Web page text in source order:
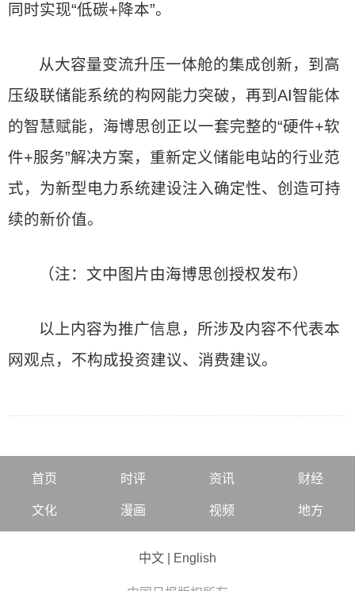
同时实现“低碳+降本”。
从大容量变流升压一体舱的集成创新，到高
压级联储能系统的构网能力突破，再到AI智能体
的智慧赋能，海博思创正以一套完整的“硬件+软
件+服务”解决方案，重新定义储能电站的行业范
式，为新型电力系统建设注入确定性、创造可持
续的新价值。
（注：文中图片由海博思创授权发布）
以上内容为推广信息，所涉及内容不代表本
网观点，不构成投资建议、消费建议。
首页 时评 资讯 财经
文化 漫画 视频 地方
中文 English